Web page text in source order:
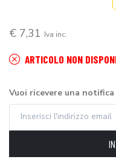
€ 7,31 Iva inc.
ARTICOLO NON
Vuoi ricevere una